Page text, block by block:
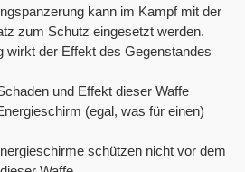
kann im Kampf mit der
zum Schutz eingesetzt werden.
wirkt der Effekt des Gegenstandes
und Effekt dieser Waffe
(egal, was für einen)
schützen nicht vor dem